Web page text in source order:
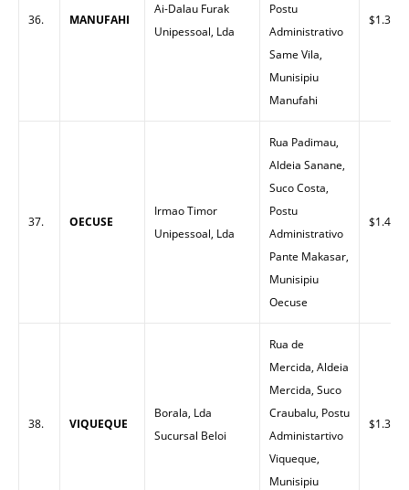
36. MANUFAHI
Ai-Dalau Furak
Unipessoal, Lda
Postu
Administrativo
Same Vila,
Munisipiu
Manufahi
$1.32
37. OECUSE
Irmao Timor
Unipessoal, Lda
Rua Padimau,
Aldeia Sanane,
Suco Costa,
Postu
Administrativo
Pante Makasar,
Munisipiu
Oecuse
$1.43
38. VIQUEQUE
Borala, Lda
Sucursal Beloi
Rua de
Mercida, Aldeia
Mercida, Suco
Craubalu, Postu
Administartivo
Viqueque,
Munisipiu
$1.37